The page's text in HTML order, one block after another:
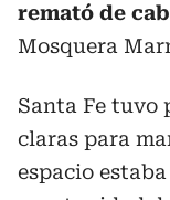
remató de
Mosquera
Santa Fe tuvo
claras para
espacio